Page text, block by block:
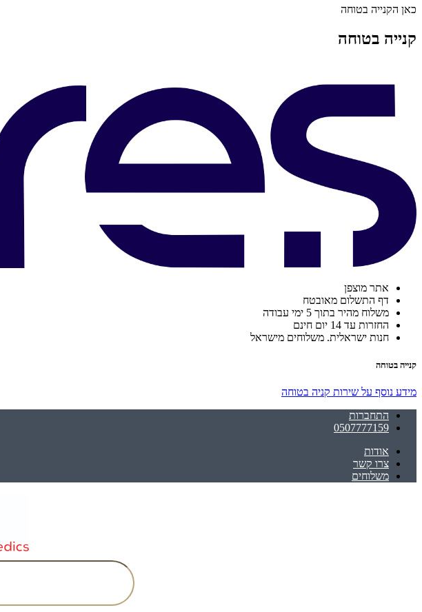
כאן הקנייה בטוחה
קנייה בטוחה
אתר מוצפן
דף התשלום מאובטח
משלוח מהיר בתוך 5 ימי עבודה
החזרות עד 14 יום חינם
חנות ישראלית. משלוחים מישראל
קנייה בטוחה
מידע נוסף על שירות קניה בטוחה
התחברות
0507777159
אודות
צרו קשר
משלוחים